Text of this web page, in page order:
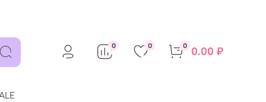
0 0 0 0.00 ₽